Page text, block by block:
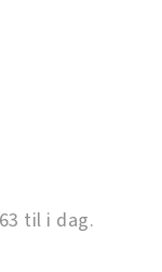
til i dag.